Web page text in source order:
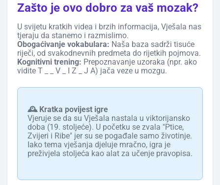
Zašto je ovo dobro za vaš mozak?
U svijetu kratkih videa i brzih informacija, Vješala nas
tjeraju da stanemo i razmislimo.
Obogaćivanje vokabulara: Naša baza sadrži tisuće
riječi, od svakodnevnih predmeta do rijetkih pojmova.
Kognitivni trening: Prepoznavanje uzoraka (npr. ako
vidite T _ _ V _ I Z _ J A) jača veze u mozgu.
🕰️ Kratka povijest igre
Vjeruje se da su Vješala nastala u viktorijansko
doba (19. stoljeće). U početku se zvala "Ptice,
Zvijeri i Ribe" jer su se pogađale samo životinje.
Iako tema vješanja djeluje mračno, igra je
preživjela stoljeća kao alat za učenje pravopisa.